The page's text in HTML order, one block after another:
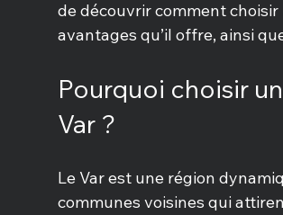
de découvrir comment
avantages qu’il offre, ainsi
Pourquoi choisir
Var ?
Le Var est une région
communes voisines qui